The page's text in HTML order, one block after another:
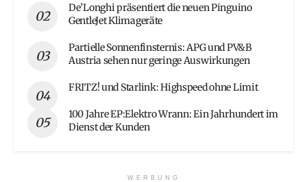
De’Longhi präsentiert die neuen Pinguino
GentleJet Klimageräte
Partielle Sonnenfinsternis: APG und PV&B
Austria sehen nur geringe Auswirkungen
FRITZ! und Starlink: Highspeed ohne Limit
100 Jahre EP:Elektro Wrann: Ein Jahrhundert im
Dienst der Kunden
WERBUNG